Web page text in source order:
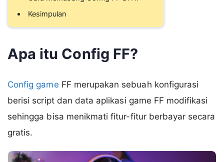
Kesimpulan
Apa itu Config FF?
Config game FF merupakan sebuah konfigurasi
berisi script dan data aplikasi game FF modifikasi
sehingga bisa menikmati fitur-fitur berbayar secara
gratis.